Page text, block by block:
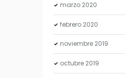
marzo 2020
febrero 2020
noviembre 2019
octubre 2019